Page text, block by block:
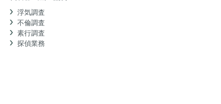
浮気調査
不倫調査
素行調査
探偵業務